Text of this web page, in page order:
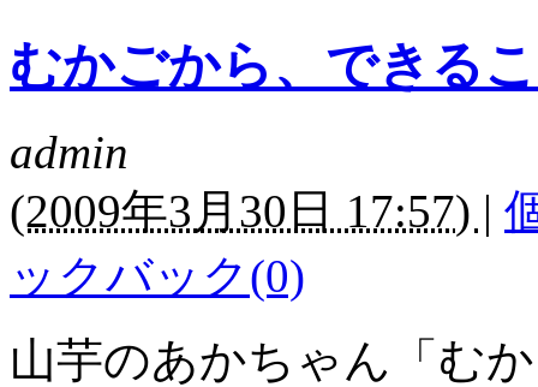
むかごから、できる
admin
(2009年3月30日 17:57) |
ックバック(0)
山芋のあかちゃん「む